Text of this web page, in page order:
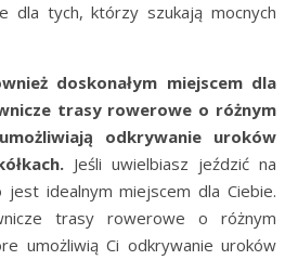
dla tych, którzy szukają mocnych
doskonałym miejscem dla
trasy rowerowe o różnym
odkrywanie uroków
Jeśli uwielbiasz jeździć na
idealnym miejscem dla Ciebie.
trasy rowerowe o różnym
umożliwią Ci odkrywanie uroków